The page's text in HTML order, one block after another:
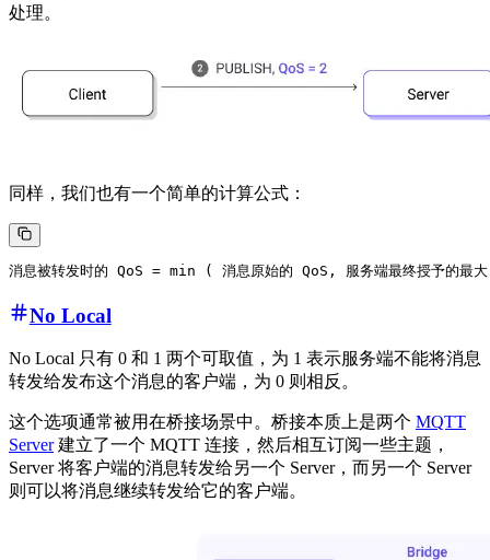
处理。
同样，我们也有一个简单的计算公式：
No Local
No Local 只有 0 和 1 两个可取值，为 1 表示服务端不能将消息
转发给发布这个消息的客户端，为 0 则相反。
这个选项通常被用在桥接场景中。桥接本质上是两个 MQTT
Server建立了一个 MQTT 连接，然后相互订阅一些主题，
Server 将客户端的消息转发给另一个 Server，而另一个 Server
则可以将消息继续转发给它的客户端。